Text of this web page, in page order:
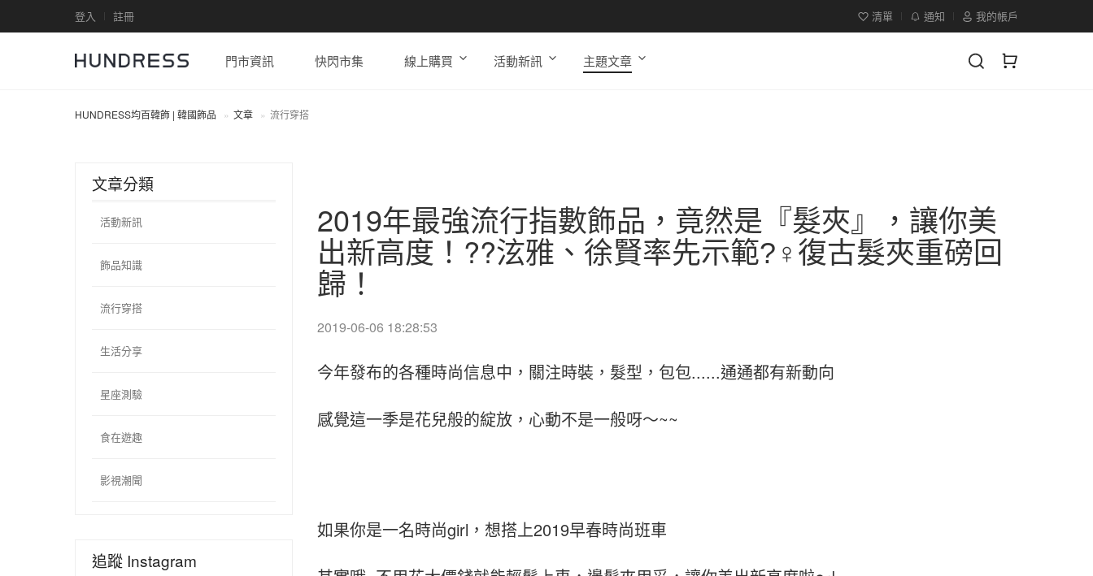
登入 註冊 清單 通知 我的帳戶
門市資訊 快閃市集 線上購買 活動新訊 主題文章
HUNDRESS均百韓飾 | 韓國飾品 文章 流行穿搭
2019年最強流行指數飾品，竟然是『髮夾』，讓你美
出新高度！??泫雅、徐賢率先示範?‍♀復古髮夾重磅回
歸！
2019-06-06 18:28:53
今年發布的各種時尚信息中，關注時裝，髮型，包包......通通都有新動向
感覺這一季是花兒般的綻放，心動不是一般呀～~~
如果你是一名時尚girl，想搭上2019早春時尚班車
文章分類
活動新訊
飾品知識
流行穿搭
生活分享
星座測驗
食在遊趣
影視潮聞
追蹤 Instagram